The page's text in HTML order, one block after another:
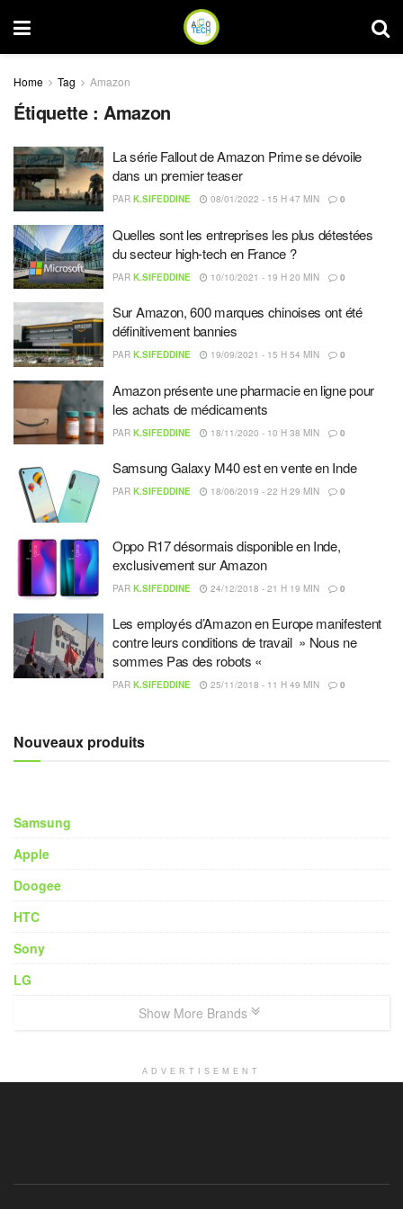
Home Tag Amazon
Étiquette :Amazon
La série Fallout de Amazon Prime se dévoile
dans un premier teaser
PAR K.SIFEDDINE 08/01/2022 - 15 H 47 MIN 0
Quelles sont les entreprises les plus détestées
du secteur high-tech en France ?
PAR K.SIFEDDINE 10/10/2021 - 19 H 20 MIN 0
Sur Amazon, 600 marques chinoises ont été
définitivement bannies
PAR K.SIFEDDINE 19/09/2021 - 15 H 54 MIN 0
Amazon présente une pharmacie en ligne pour
les achats de médicaments
PAR K.SIFEDDINE 18/11/2020 - 10 H 38 MIN 0
Samsung Galaxy M40 est en vente en Inde
PAR K.SIFEDDINE 18/06/2019 - 22 H 29 MIN 0
Oppo R17 désormais disponible en Inde,
exclusivement sur Amazon
PAR K.SIFEDDINE 24/12/2018 - 21 H 19 MIN 0
Les employés d’Amazon en Europe manifestent
contre leurs conditions de travail » Nous ne
sommes Pas des robots «
PAR K.SIFEDDINE 25/11/2018 - 11 H 49 MIN 0
Nouveaux produits
Samsung
Apple
Doogee
HTC
Sony
LG
Show More Brands
ADVERTISEMENT